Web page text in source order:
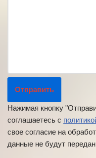
Нажимая кнопку
соглашаетесь с
свое согласие на
данные не будут